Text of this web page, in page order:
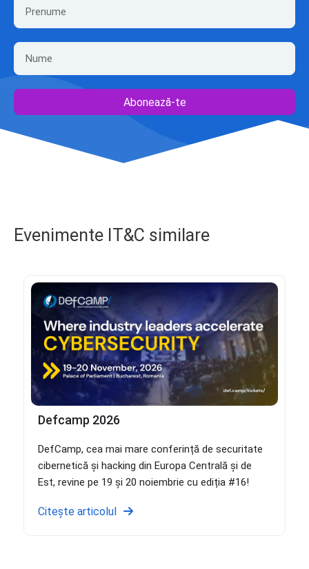
Abonează-te
Evenimente IT&C similare
Defcamp 2026
DefCamp, cea mai mare conferință de securitate
cibernetică și hacking din Europa Centrală și de
Est, revine pe 19 și 20 noiembrie cu ediția #16!
Citește articolul